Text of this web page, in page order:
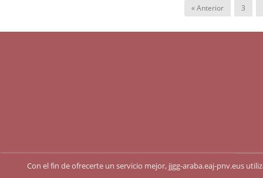
« Anterior 3
Con el fin de ofrecerte un servicio mejor, jjgg-araba.eaj-pnv.eus